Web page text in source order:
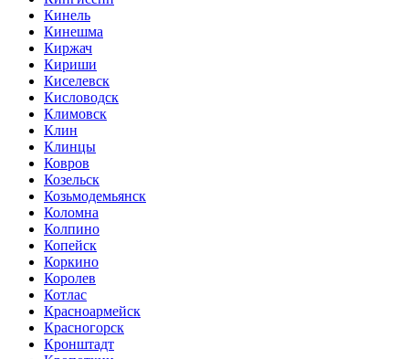
Кинель
Кинешма
Киржач
Кириши
Киселевск
Кисловодск
Климовск
Клин
Клинцы
Ковров
Козельск
Козьмодемьянск
Коломна
Колпино
Копейск
Коркино
Королев
Котлас
Красноармейск
Красногорск
Кронштадт